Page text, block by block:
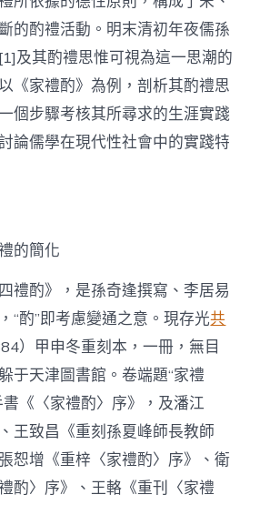
的酌禮活動。明末清初年夜儒孫
及其酌禮思惟可視為這一思潮的
《家禮酌》為例，剖析其酌禮思
個步驟考核其所尋求的生涯實踐
論儒學在現代性社會中的實踐特
的簡化
禮酌》，是孫奇逢撰寫、李居易
“酌”即考慮變通之意。現存光共
）甲申冬重刻本，一冊，無目
于天津圖書館。卷端題“家禮
《〈家禮酌〉序》，及潘江
王致昌《重刻孫夏峰師長教師
恕增《重梓〈家禮酌〉序》、衛
酌〉序》、王輅《重刊〈家禮